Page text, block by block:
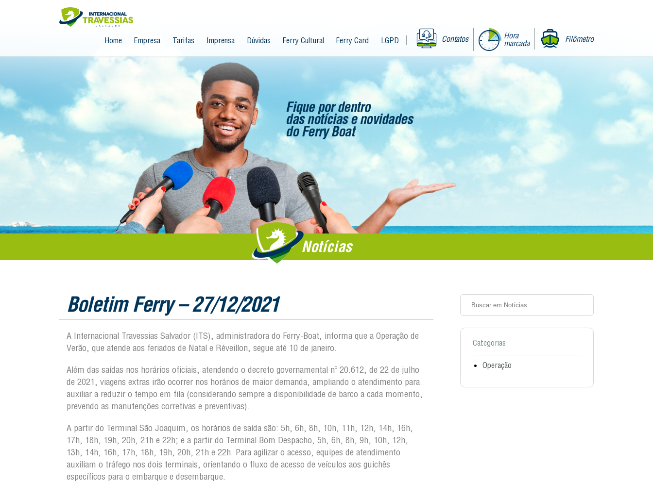
Contatos
Hora
marcada
Filômetro
Home Empresa Tarifas Imprensa Dúvidas Ferry Cultural Ferry Card LGPD
Notícias
Boletim Ferry – 27/12/2021
A Internacional Travessias Salvador (ITS), administradora do Ferry-Boat, informa que a Operação de
Verão, que atende aos feriados de Natal e Réveillon, segue até 10 de janeiro.
Além das saídas nos horários oficiais, atendendo o decreto governamental nº 20.612, de 22 de julho
de 2021, viagens extras irão ocorrer nos horários de maior demanda, ampliando o atendimento para
auxiliar a reduzir o tempo em fila (considerando sempre a disponibilidade de barco a cada momento,
prevendo as manutenções corretivas e preventivas).
A partir do Terminal São Joaquim, os horários de saída são: 5h, 6h, 8h, 10h, 11h, 12h, 14h, 16h,
17h, 18h, 19h, 20h, 21h e 22h; e a partir do Terminal Bom Despacho, 5h, 6h, 8h, 9h, 10h, 12h,
13h, 14h, 16h, 17h, 18h, 19h, 20h, 21h e 22h. Para agilizar o acesso, equipes de atendimento
auxiliam o tráfego nos dois terminais, orientando o fluxo de acesso de veículos aos guichês
específicos para o embarque e desembarque.
Categorias
Operação